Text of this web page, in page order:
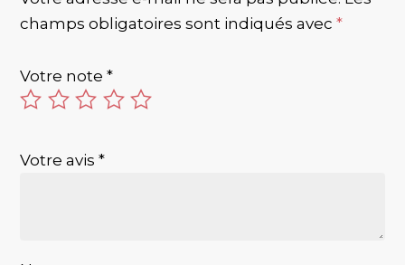
champs obligatoires sont indiqués avec*
Votre note*
Votre avis*